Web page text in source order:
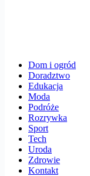
Dom i ogród
Doradztwo
Edukacja
Moda
Podróże
Rozrywka
Sport
Tech
Uroda
Zdrowie
Kontakt